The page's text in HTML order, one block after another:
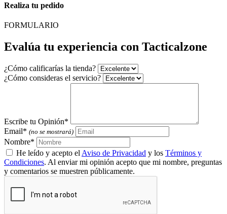
Realiza tu pedido
FORMULARIO
Evalúa tu experiencia con Tacticalzone
¿Cómo calificarías la tienda?
¿Cómo consideras el servicio?
Escribe tu Opinión*
Email* (no se mostrará)
Nombre*
He leído y acepto el Aviso de Privacidad y los Términos y
Condiciones. Al enviar mi opinión acepto que mi nombre, preguntas
y comentarios se muestren públicamente.